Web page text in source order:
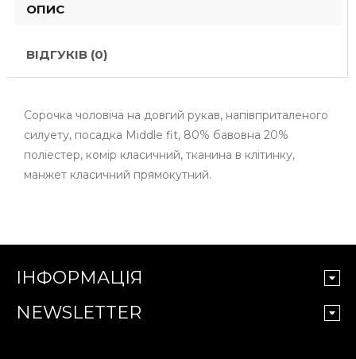
ОПИС
ВІДГУКІВ (0)
Сорочка чоловіча на довгий рукав, напівприталеного
силуету, посадка Middle fit, 80% бавовна 20%
поліестер, комір класичний, тканина в клітинку,
манжет класичний прямокутний.
ІНФОРМАЦІЯ
NEWSLETTER